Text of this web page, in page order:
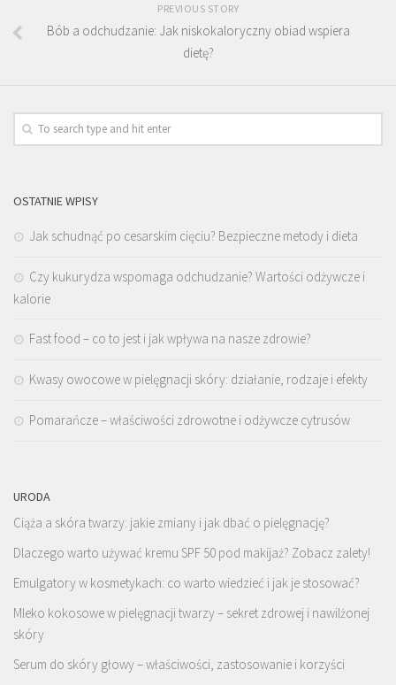
PREVIOUS STORY
Bób a odchudzanie: Jak niskokaloryczny obiad wspiera
dietę?
OSTATNIE WPISY
Jak schudnąć po cesarskim cięciu? Bezpieczne metody i dieta
Czy kukurydza wspomaga odchudzanie? Wartości odżywcze i
kalorie
Fast food – co to jest i jak wpływa na nasze zdrowie?
Kwasy owocowe w pielęgnacji skóry: działanie, rodzaje i efekty
Pomarańcze – właściwości zdrowotne i odżywcze cytrusów
URODA
Ciąża a skóra twarzy: jakie zmiany i jak dbać o pielęgnację?
Dlaczego warto używać kremu SPF 50 pod makijaż? Zobacz zalety!
Emulgatory w kosmetykach: co warto wiedzieć i jak je stosować?
Mleko kokosowe w pielęgnacji twarzy – sekret zdrowej i nawilżonej
skóry
Serum do skóry głowy – właściwości, zastosowanie i korzyści